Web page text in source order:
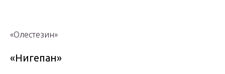
«Олестезин»
«Нигепан»